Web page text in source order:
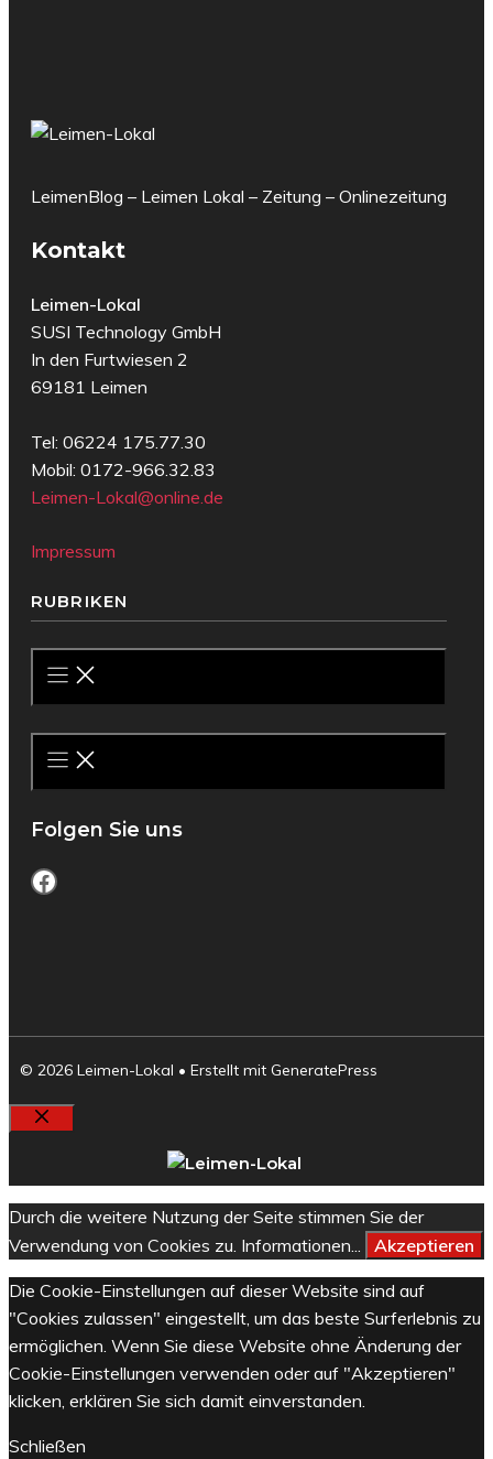
LeimenBlog – Leimen Lokal – Zeitung – Onlinezeitung
Kontakt
Leimen-Lokal
SUSI Technology GmbH
In den Furtwiesen 2
69181 Leimen
Tel: 06224 175.77.30
Mobil: 0172-966.32.83
Leimen-Lokal@online.de
Impressum
RUBRIKEN
Folgen Sie uns
Facebook
© 2026 Leimen-Lokal • Erstellt mit GeneratePress
Durch die weitere Nutzung der Seite stimmen Sie der
Verwendung von Cookies zu. Informationen... Akzeptieren
Die Cookie-Einstellungen auf dieser Website sind auf
"Cookies zulassen" eingestellt, um das beste Surferlebnis zu
ermöglichen. Wenn Sie diese Website ohne Änderung der
Cookie-Einstellungen verwenden oder auf "Akzeptieren"
klicken, erklären Sie sich damit einverstanden.
Schließen